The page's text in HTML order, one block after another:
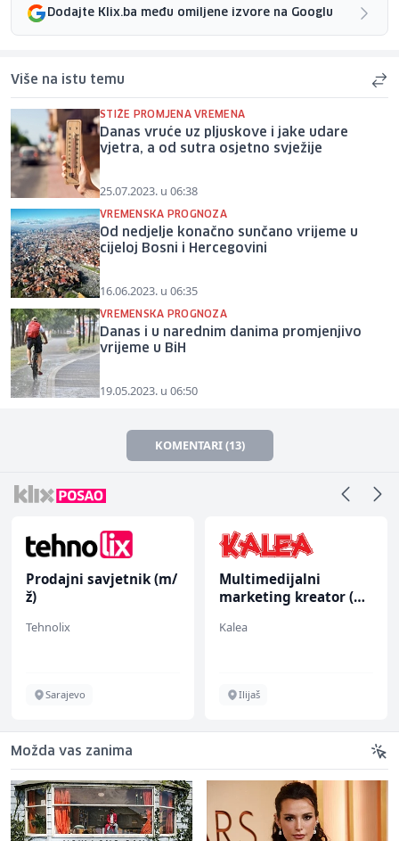
Dodajte Klix.ba među omiljene izvore na Googlu
Više na istu temu
STIŽE PROMJENA VREMENA
Danas vruće uz pljuskove i jake udare
vjetra, a od sutra osjetno svježije
25.07.2023. u 06:38
VREMENSKA PROGNOZA
Od nedjelje konačno sunčano vrijeme u
cijeloj Bosni i Hercegovini
16.06.2023. u 06:35
VREMENSKA PROGNOZA
Danas i u narednim danima promjenjivo
vrijeme u BiH
19.05.2023. u 06:50
KOMENTARI (13)
Prodajni savjetnik (m/
ž)
Tehnolix
Sarajevo
Multimedijalni
marketing kreator (m/
Kalea
Ilijaš
Možda vas zanima